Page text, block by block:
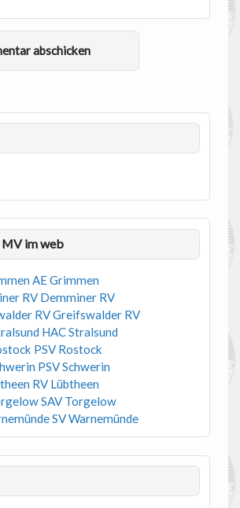
MV im web
AE Grimmen
Demminer RV
Greifswalder RV
HAC Stralsund
PSV Rostock
PSV Schwerin
RV Lübtheen
SAV Torgelow
SV Warnemünde